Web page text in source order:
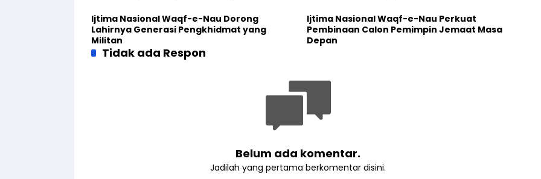
Ijtima Nasional Waqf-e-Nau Dorong
Lahirnya Generasi Pengkhidmat yang
Militan
Ijtima Nasional Waqf-e-Nau Perkuat
Pembinaan Calon Pemimpin Jemaat Masa
Depan
Tidak ada Respon
Belum ada komentar.
Jadilah yang pertama berkomentar disini.